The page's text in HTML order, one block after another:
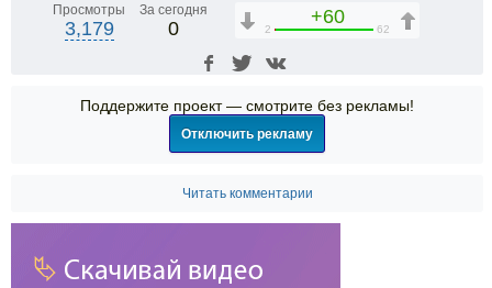
Просмотры
3,179
За сегодня
0
+60
2 62
Поддержите проект — смотрите без рекламы!
Отключить рекламу
Читать комментарии